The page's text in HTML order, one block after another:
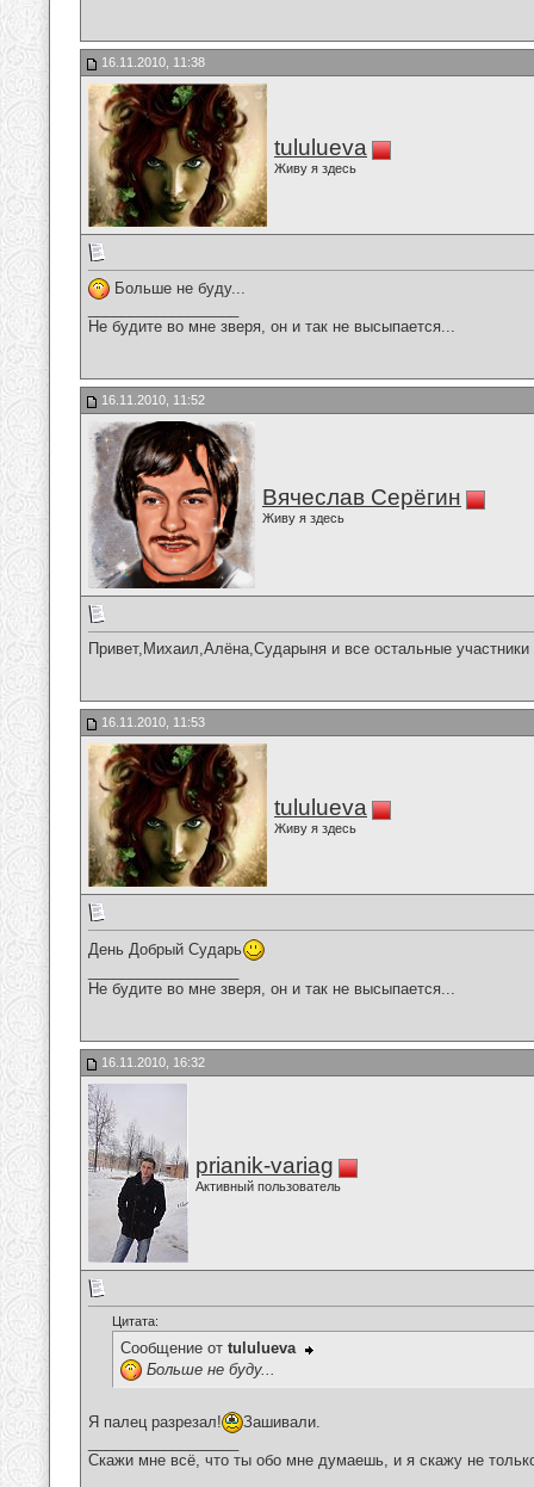
16.11.2010, 11:38
tululueva
Живу я здесь
Больше не буду...
Не будите во мне зверя, он и так не высыпается...
16.11.2010, 11:52
Вячеслав Серёгин
Живу я здесь
Привет,Михаил,Алёна,Сударыня и все остальные
16.11.2010, 11:53
tululueva
Живу я здесь
День Добрый Сударь
Не будите во мне зверя, он и так не высыпается...
16.11.2010, 16:32
prianik-variag
Активный пользователь
Цитата:
Сообщение от tululueva
Больше не буду...
Я палец разрезал!
Зашивали.
Скажи мне всё, что ты обо мне думаешь, и я скажу не